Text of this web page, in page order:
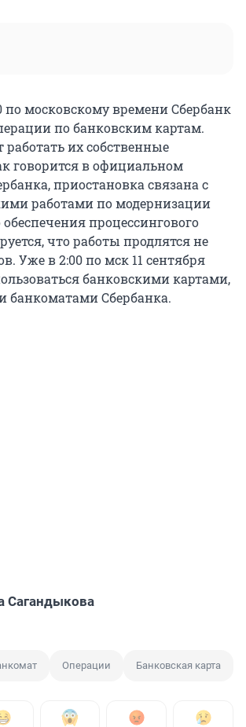
по московскому времени Сбербанк
по банковским картам.
работать их собственные
говорится в официальном
приостановка связана с
работами по модернизации
процессингового
что работы продлятся не
Уже в 2:00 по мск 11 сентября
банковскими картами,
банкоматами Сбербанка.
Сагандыкова
Операции Банковская карта